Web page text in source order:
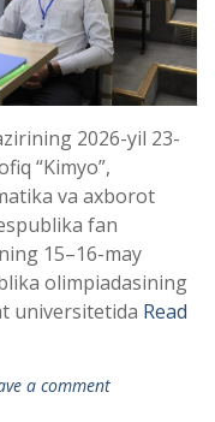
2026-yil 23-
“Kimyo”,
va axborot
fan
15–16-may
olimpiadasining
universitetida Read
a comment